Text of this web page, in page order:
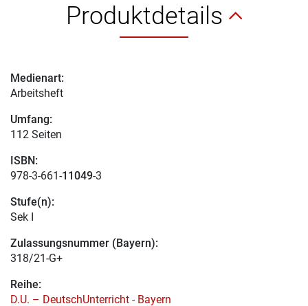
Produktdetails
Medienart:
Arbeitsheft
Umfang:
112 Seiten
ISBN:
978-3-661-11049-3
Stufe(n):
Sek I
Zulassungsnummer (Bayern):
318/21-G+
Reihe:
D.U. – DeutschUnterricht - Bayern